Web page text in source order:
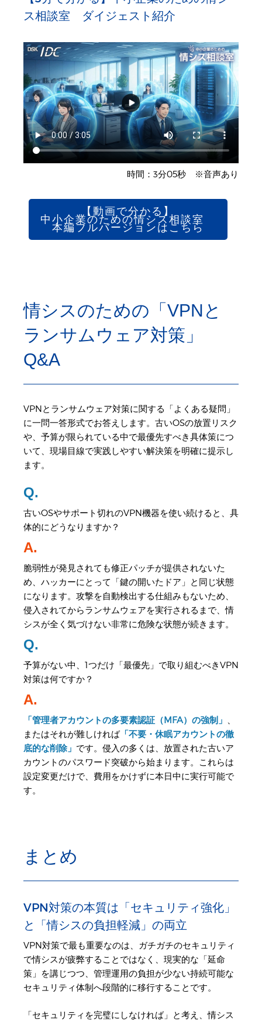
ス相談室 ダイジェスト紹介
時間：3分05秒 ※音声あり
【動画で分かる】
中小企業のための情シス相談室
本編フルバージョンはこちら
情シスのための「VPNと
ランサムウェア対策」
Q&A
VPNとランサムウェア対策に関する「よくある疑問」
に一問一答形式でお答えします。古いOSの放置リスク
や、予算が限られている中で最優先すべき具体策につ
いて、現場目線で実践しやすい解決策を明確に提示し
ます。
Q.
古いOSやサポート切れのVPN機器を使い続けると、具
体的にどうなりますか？
A.
脆弱性が発見されても修正パッチが提供されないた
め、ハッカーにとって「鍵の開いたドア」と同じ状態
になります。攻撃を自動検出する仕組みもないため、
侵入されてからランサムウェアを実行されるまで、情
シスが全く気づけない非常に危険な状態が続きます。
Q.
予算がない中、1つだけ「最優先」で取り組むべきVPN
対策は何ですか？
A.
「管理者アカウントの多要素認証（MFA）の強制」 、
またはそれが難しければ「不要・休眠アカウントの徹
底的な削除」 です。侵入の多くは、放置された古いア
カウントのパスワード突破から始まります。これらは
設定変更だけで、費用をかけずに本日中に実行可能で
す。
まとめ
VPN対策の本質は「セキュリティ強化」
と「情シスの負担軽減」の両立
VPN対策で最も重要なのは、ガチガチのセキュリティ
で情シスが疲弊することではなく、現実的な「延命
策」を講じつつ、管理運用の負担が少ない持続可能な
セキュリティ体制へ段階的に移行することです。
「セキュリティを完璧にしなければ」と考え、情シス